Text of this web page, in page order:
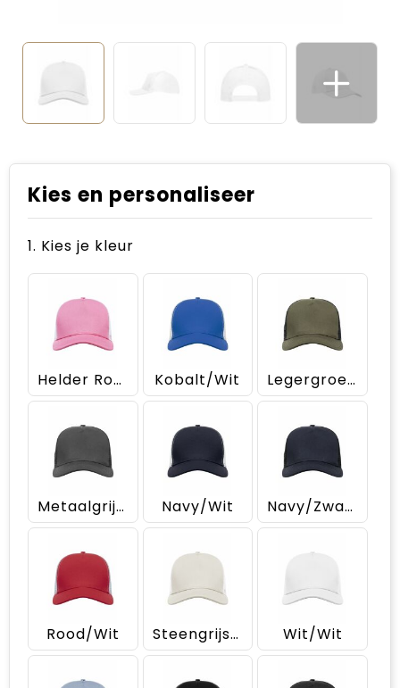
Kies en personaliseer
1. Kies je kleur
Helder Roze/Wit Kobalt/Wit Legergroen/Zwart
Metaalgrijs/Zwart Navy/Wit Navy/Zwart
Rood/Wit Steengrijs/Zwart Wit/Wit